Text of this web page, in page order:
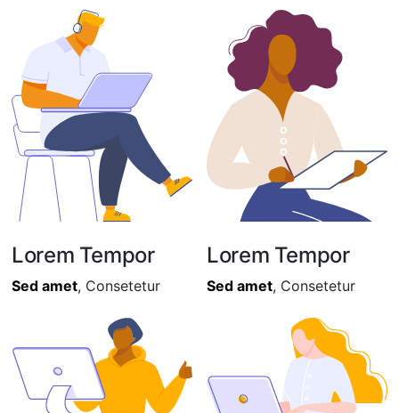
Lorem Tempor
Sed amet, Consetetur
Lorem Tempor
Sed amet, Consetetur